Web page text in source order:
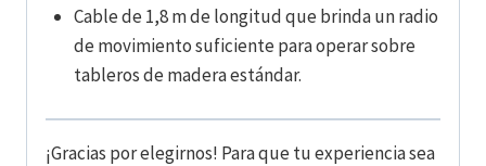
Cable de 1,8 m de longitud que brinda un radio
de movimiento suficiente para operar sobre
tableros de madera estándar.
¡Gracias por elegirnos! Para que tu experiencia sea